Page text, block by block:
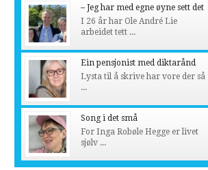
– Jeg har med egne øyne sett det
I 26 år har Ole André Lie
arbeidet tett ...
Ein pensjonist med diktarånd
Lysta til å skrive har vore der så
...
Song i det små
For Inga Robøle Hegge er livet
sjølv ...